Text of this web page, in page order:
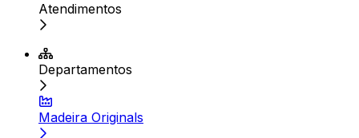
Atendimentos
Departamentos
Madeira Originals